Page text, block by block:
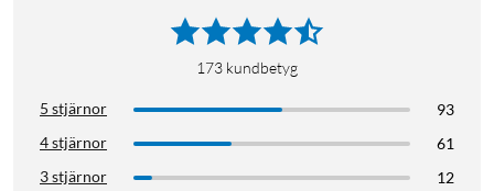
173 kundbetyg
5 stjärnor
93
4 stjärnor
61
3 stjärnor
12